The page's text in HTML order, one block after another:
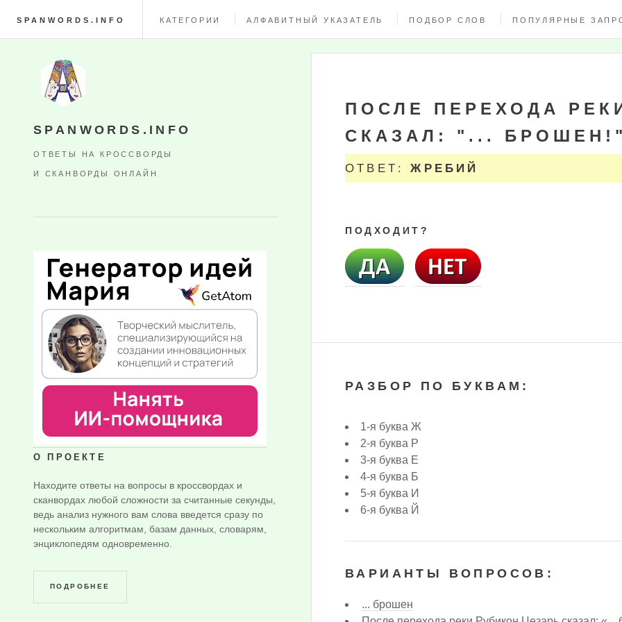
SPANWORDS.INFO КАТЕГОРИИ АЛФАВИТНЫЙ УКАЗАТЕЛЬ ПОДБОР СЛОВ ПОПУЛЯРНЫЕ
ПОСЛЕ ПЕРЕХОДА
СКАЗАЛ: "... БРОШЕН!"
ОТВЕТ:ЖРЕБИЙ
ПОДХОДИТ?
РАЗБОР ПО БУКВАМ:
1-я буква Ж
2-я буква Р
3-я буква Е
4-я буква Б
5-я буква И
6-я буква Й
ВАРИАНТЫ ВОПРОСОВ:
... брошен
SPANWORDS.INFO
ОТВЕТЫ НА КРОССВОРДЫ
И СКАНВОРДЫ ОНЛАЙН
О ПРОЕКТЕ
Находите ответы на вопросы в кроссвордах и
сканвордах любой сложности за считанные секунды,
ведь анализ нужного вам слова введется сразу по
нескольким алгоритмам, базам данных, словарям,
энциклопедям одновременно.
ПОДРОБНЕЕ